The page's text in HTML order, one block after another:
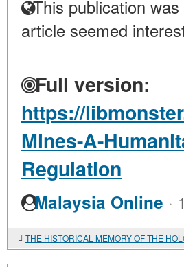
This publication was
article seemed
Full version:
https://
Mines-A-
Regulation
Malaysia Online ·